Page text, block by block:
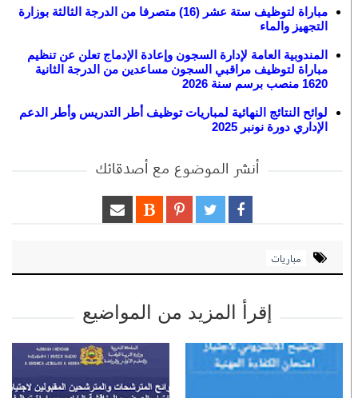
مباراة لتوظيف ستة عشر (16) متصرفا من الدرجة الثالثة بوزارة
التجهيز والماء
المندوبية العامة لإدارة السجون وإعادة الإدماج تعلن عن تنظيم
مباراة لتوظيف مراقبي السجون مساعدين من الدرجة الثانية
1620 منصب برسم سنة 2026
لوائح النتائج النهائية لمباريات توظيف أطر التدريس وأطر الدعم
الإداري دورة نونبر 2025
أنشر الموضوع مع أصدقائك
مباريات
إقرأ المزيد من المواضيع